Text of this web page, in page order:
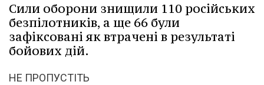
Сили оборони знищили 110 російських
безпілотників, а ще 66 були
зафіксовані як втрачені в результаті
бойових дій.
НЕ ПРОПУСТІТЬ